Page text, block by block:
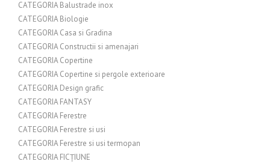
CATEGORIA Balustrade inox
CATEGORIA Biologie
CATEGORIA Casa si Gradina
CATEGORIA Constructii si amenajari
CATEGORIA Copertine
CATEGORIA Copertine si pergole exterioare
CATEGORIA Design grafic
CATEGORIA FANTASY
CATEGORIA Ferestre
CATEGORIA Ferestre si usi
CATEGORIA Ferestre si usi termopan
CATEGORIA FICȚIUNE